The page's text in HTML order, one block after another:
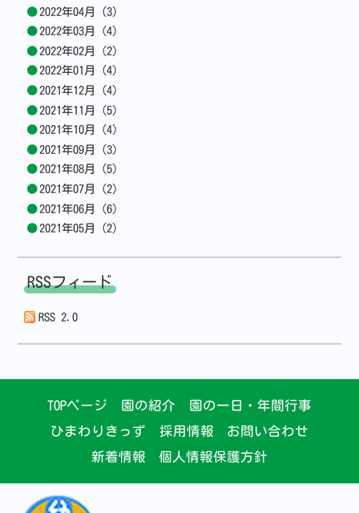
2022年04月 (3)
2022年03月 (4)
2022年02月 (2)
2022年01月 (4)
2021年12月 (4)
2021年11月 (5)
2021年10月 (4)
2021年09月 (3)
2021年08月 (5)
2021年07月 (2)
2021年06月 (6)
2021年05月 (2)
RSSフィード
RSS 2.0
TOPページ 園の紹介
園の一日・年間行事
ひまわりきっず
採用情報
お問い合わせ
新着情報
個人情報保護方針